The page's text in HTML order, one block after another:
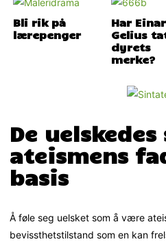
Bli rik på
lærepenger
Har Einar
Gelius
dyrets
merke?
De uelskedes
ateismens
basis
Å føle seg uelsket som å være
bevissthetstilstand som en kan